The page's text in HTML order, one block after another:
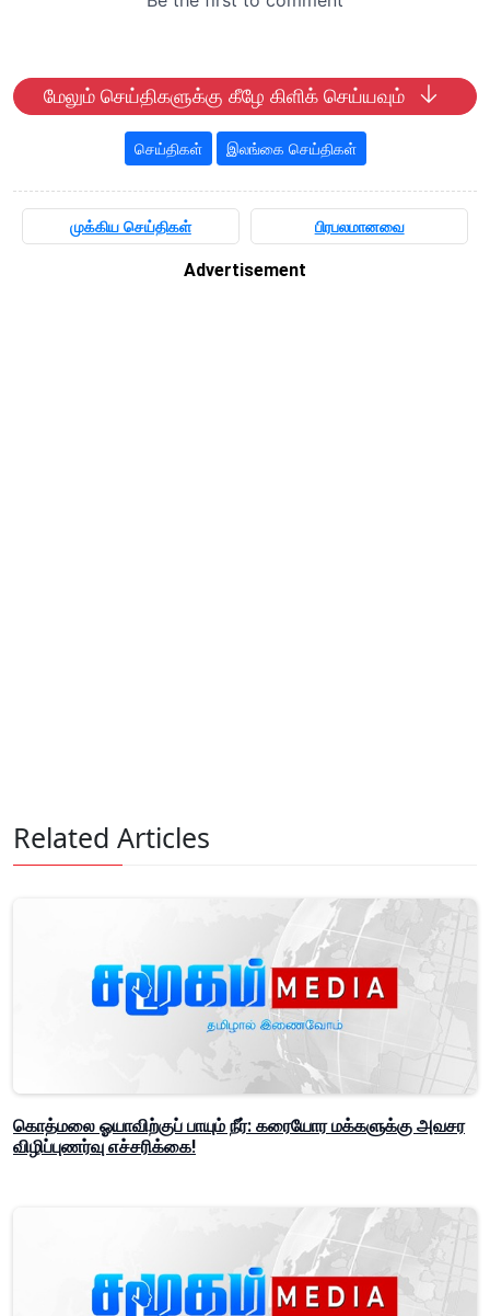
மேலும் செய்திகளுக்கு கீழே கிளிக் செய்யவும்
செய்திகள் இலங்கை செய்திகள்
முக்கிய செய்திகள் பிரபலமானவை
Advertisement
Related Articles
கொத்மலை ஓயாவிற்குப் பாயும் நீர்: கரையோர மக்களுக்கு அவசர
விழிப்புணர்வு எச்சரிக்கை!